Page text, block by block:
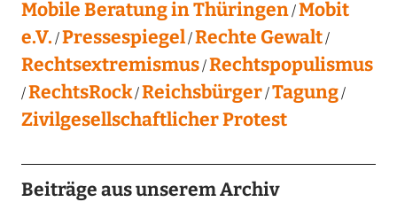
Mobile Beratung in Thüringen Mobit
e.V. Pressespiegel Rechte Gewalt
Rechtsextremismus Rechtspopulismus
RechtsRock Reichsbürger Tagung
Zivilgesellschaftlicher Protest
Beiträge aus unserem Archiv